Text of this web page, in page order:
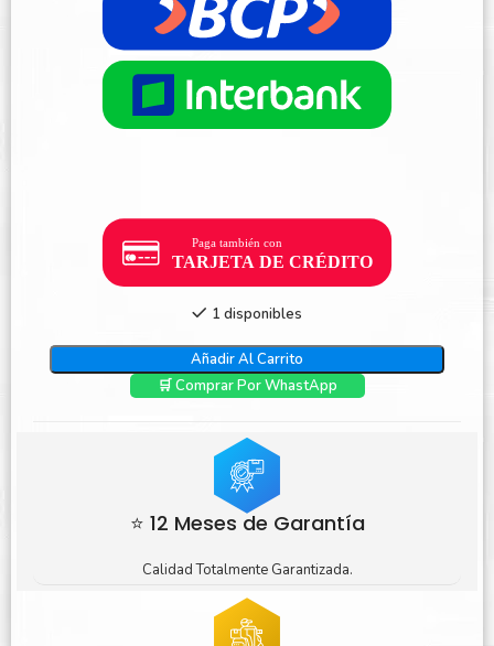
1 disponibles
Añadir Al Carrito
🛒 Comprar Por WhastApp
⭐ 12 Meses de Garantía
Calidad Totalmente Garantizada.